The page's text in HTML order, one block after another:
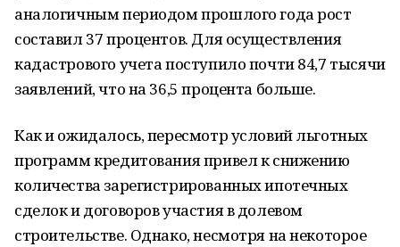
аналогичным периодом прошлого года рост
составил 37 процентов. Для осуществления
кадастрового учета поступило почти 84,7 тысячи
заявлений, что на 36,5 процента больше.
Как и ожидалось, пересмотр условий льготных
программ кредитования привел к снижению
количества зарегистрированных ипотечных
сделок и договоров участия в долевом
строительстве. Однако, несмотря на некоторое